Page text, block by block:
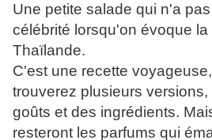
Une petite salade qui n'a
célébrité lorsqu'on évoque
Thaïlande.
C'est une recette
trouverez plusieurs
goûts et des ingrédients.
resteront les parfums qui